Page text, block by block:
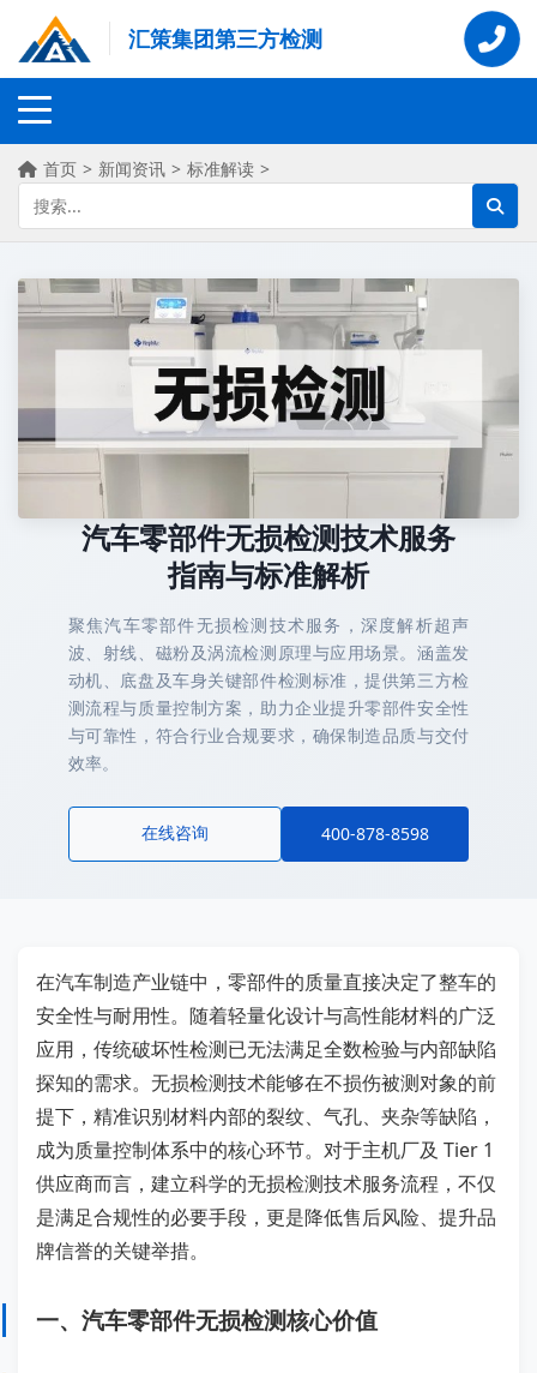
汇策集团第三方检测
首页 > 新闻资讯 > 标准解读 >
汽车零部件无损检测技术服务
指南与标准解析
聚焦汽车零部件无损检测技术服务，深度解析超声
波、射线、磁粉及涡流检测原理与应用场景。涵盖发
动机、底盘及车身关键部件检测标准，提供第三方检
测流程与质量控制方案，助力企业提升零部件安全性
与可靠性，符合行业合规要求，确保制造品质与交付
效率。
在线咨询 400-878-8598
在汽车制造产业链中，零部件的质量直接决定了整车的
安全性与耐用性。随着轻量化设计与高性能材料的广泛
应用，传统破坏性检测已无法满足全数检验与内部缺陷
探知的需求。无损检测技术能够在不损伤被测对象的前
提下，精准识别材料内部的裂纹、气孔、夹杂等缺陷，
成为质量控制体系中的核心环节。对于主机厂及 Tier 1
供应商而言，建立科学的无损检测技术服务流程，不仅
是满足合规性的必要手段，更是降低售后风险、提升品
牌信誉的关键举措。
一、汽车零部件无损检测核心价值